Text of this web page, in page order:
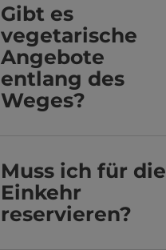
Gibt es
vegetarische
Angebote
entlang des
Weges?
Muss ich für die
Einkehr
reservieren?